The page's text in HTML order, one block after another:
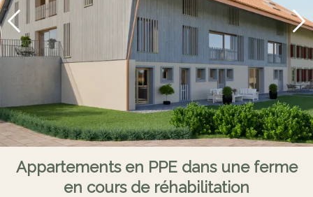
Appartements en PPE dans une ferme
en cours de réhabilitation